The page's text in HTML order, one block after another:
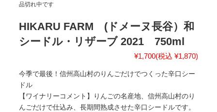
品切れ中です
HIKARU FARM (ドメーヌ長谷）和
シードル・リザーブ 2021 750ml
¥1,700(税込 ¥1,870)
今季で最後！信州高山村のりんごだけでつくった辛口シー
ドル
【ワイナリーコメント】りんごの名産地、信州高山村のり
んごだけで仕込み、長期間熟成させた辛口シードルです。